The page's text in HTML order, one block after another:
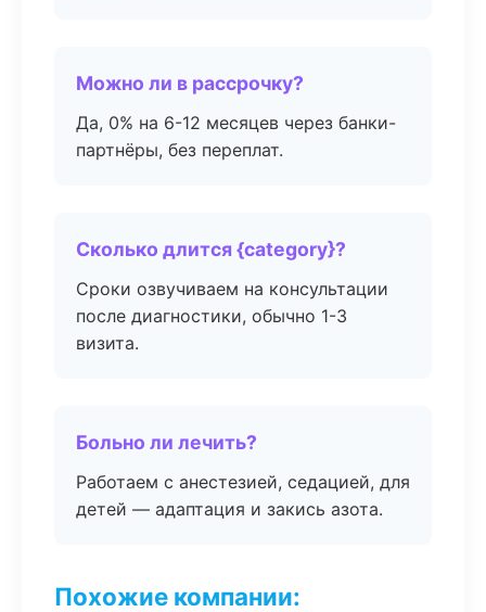
Можно ли в рассрочку?
Да, 0% на 6-12 месяцев через банки-
партнёры, без переплат.
Сколько длится {category}?
Сроки озвучиваем на консультации
после диагностики, обычно 1-3
визита.
Больно ли лечить?
Работаем с анестезией, седацией, для
детей — адаптация и закись азота.
Похожие компании: